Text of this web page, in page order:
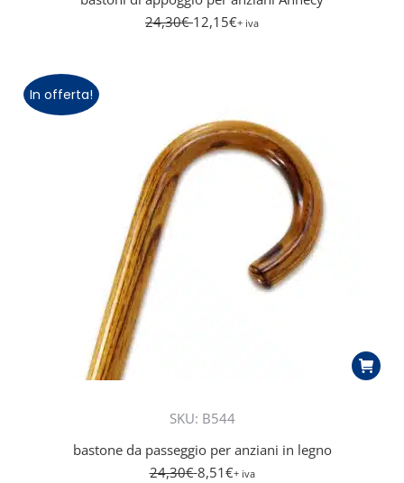
24,30€ 12,15€+ iva
In offerta!
SKU: B544
bastone da passeggio per anziani in legno
24,30€ 8,51€+ iva